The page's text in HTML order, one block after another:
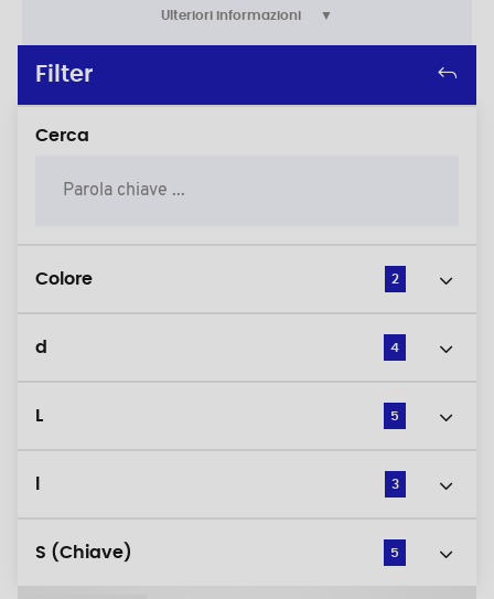
Ulteriori informazioni
Filter
Cerca
Colore 2
d 4
L 5
3
S (Chiave) 5